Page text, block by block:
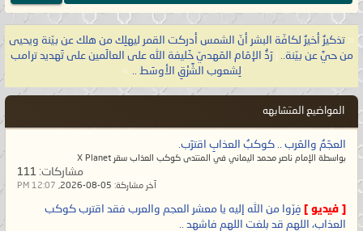
« تذكيرٌ أخيرٌ لكافّة البشر أنّ الشمس أدركت القمر ليهلِك من هلك عن بيّنة ويحيى
من حيَّ عن بيّنة..
|رَدُّ الإمَام المَهديّ خَليفة الله على العالَمين على تَهديد ترامب
لِشعوب الشَّرْقِ الأوسَط ..
»
المواضيع المتشابهه
العجَمُ والعَرب .. كوكبُ العذابِ اقترَب.
بواسطة الإمام ناصر محمد اليماني في المنتدى كوكب العذاب سقر X Planet
مشاركات:
آخر مشاركة: 12:07 PM
[ فيديو ] فِرّوا من الله إليه يا معشر العجم والعرب فقد اقترب كوكب
العذاب، اللهم قد بلغت اللهم فاشهد ..